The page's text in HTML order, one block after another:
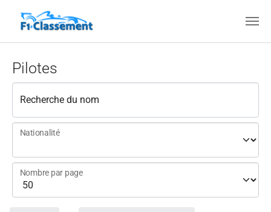
Pilotes
Recherche du nom
Nationalité
Nombre par page